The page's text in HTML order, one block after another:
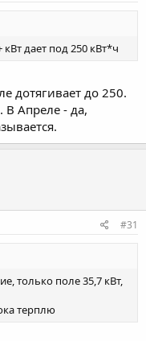
дает под 250 кВт*ч
дотягивает до 250.
В Апреле - да,
#31
только поле 35,7 кВт,
терплю